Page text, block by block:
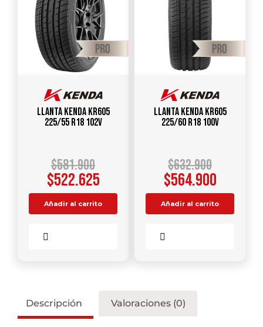
Llanta KENDA KR605
225/55 R18 102V
$581.900
$522.625
Añadir al carrito
Llanta KENDA KR605
225/60 R18 100V
$632.900
$564.900
Añadir al carrito
Descripción Valoraciones (0)